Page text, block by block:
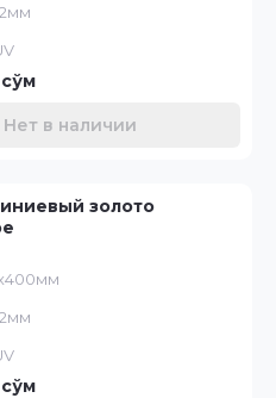
сўм
Нет в наличии
золото
сўм